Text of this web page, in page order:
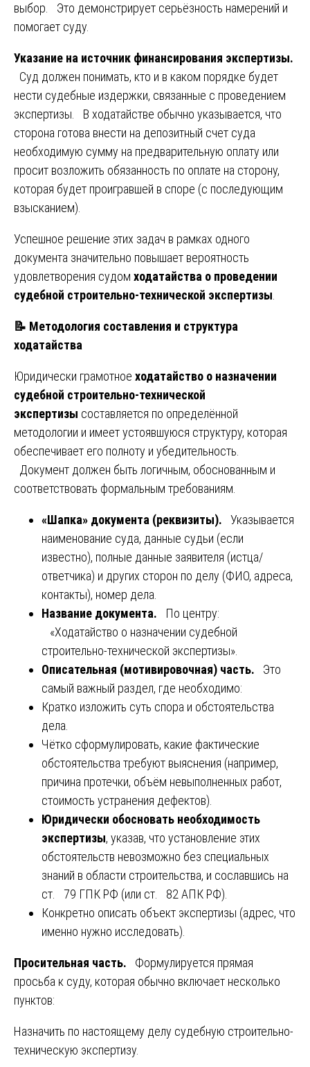
выбор. Это демонстрирует серьёзность намерений и
помогает суду.
Указание на источник финансирования экспертизы.
Суд должен понимать, кто и в каком порядке будет
нести судебные издержки, связанные с проведением
экспертизы. В ходатайстве обычно указывается, что
сторона готова внести на депозитный счет суда
необходимую сумму на предварительную оплату или
просит возложить обязанность по оплате на сторону,
которая будет проигравшей в споре (с последующим
взысканием).
Успешное решение этих задач в рамках одного
документа значительно повышает вероятность
удовлетворения судом ходатайства о проведении
судебной строительно-технической экспертизы
📝 Методология составления и структура
ходатайства
Юридически грамотное ходатайство о назначении
судебной строительно-технической
экспертизы составляется по определённой
методологии и имеет устоявшуюся структуру, которая
обеспечивает его полноту и убедительность.
Документ должен быть логичным, обоснованным и
соответствовать формальным требованиям.
«Шапка» документа (реквизиты).
Указывается
наименование суда, данные судьи (если
известно), полные данные заявителя (истца/
ответчика) и других сторон по делу (ФИО, адреса,
контакты), номер дела.
Название документа.
По центру:
«Ходатайство о назначении судебной
строительно-технической экспертизы».
Описательная (мотивировочная) часть.
Это
самый важный раздел, где необходимо:
Кратко изложить суть спора и обстоятельства
дела.
Чётко сформулировать, какие фактические
обстоятельства требуют выяснения (например,
причина протечки, объём невыполненных работ,
стоимость устранения дефектов).
Юридически обосновать необходимость
экспертизы, указав, что установление этих
обстоятельств невозможно без специальных
знаний в области строительства, и сославшись на
ст. 79 ГПК РФ (или ст. 82 АПК РФ).
Конкретно описать объект экспертизы (адрес, что
именно нужно исследовать).
Просительная часть.
Формулируется прямая
просьба к суду, которая обычно включает несколько
пунктов:
Назначить по настоящему делу судебную строительно-
техническую экспертизу.